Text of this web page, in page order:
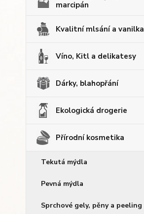
marcipán
Kvalitní mlsání a vanilka
Víno, Kitl a delikatesy
Dárky, blahopřání
Ekologická drogerie
Přírodní kosmetika
Tekutá mýdla
Pevná mýdla
Sprchové gely, pěny a peeling